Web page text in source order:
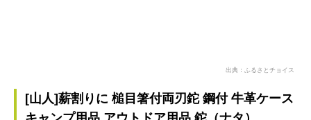
出典：ふるさとチョイス
[山人]薪割りに 槌目箸付両刃鉈 鋼付 牛革ケース